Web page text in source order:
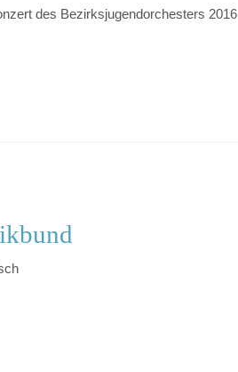
des Bezirksjugendorchesters 2016